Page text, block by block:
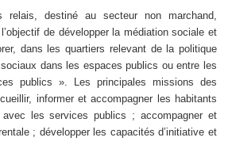
relais, destiné au secteur non marchand,
de développer la médiation sociale et
dans les quartiers relevant de la politique
dans les espaces publics ou entre les
publics ». Les principales missions des
informer et accompagner les habitants
les services publics ; accompagner et
; développer les capacités d’initiative et